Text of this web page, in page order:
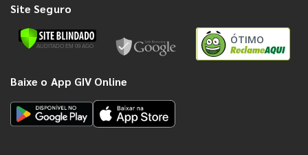
Site Seguro
ÓTIMO
Baixe o App GIV Online